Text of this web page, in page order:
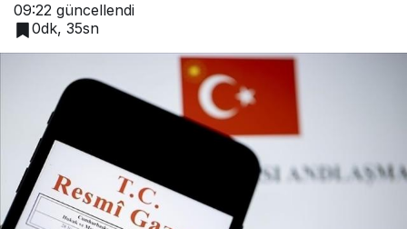
09:22 güncellendi
0dk, 35sn